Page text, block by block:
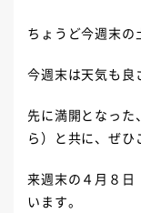
ちょうど今週末の
今週末は天気も良
先に満開となった
ら）と共に、ぜひ
来週末の４月８日
います。